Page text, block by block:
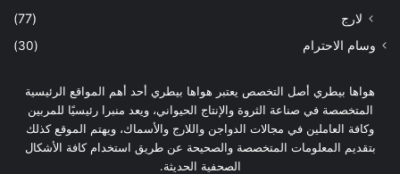
لارج
(77)
وسام الاحترام (30)
هواها بيطري أصل التخصص يعتبر هواها بيطري أحد أهم المواقع الرئيسية
المتخصصة في صناعة الثروة والإنتاج الحيواني، ويعد منبرا رئيسيًا للمربين
وكافة العاملين في مجالات الدواجن واللارج والأسماك، ويهتم الموقع كذلك
بتقديم المعلومات المتخصصة والصحيحة عن طريق استخدام كافة الأشكال
الصحفية الحديثة.